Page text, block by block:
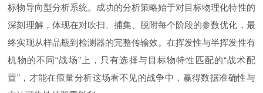
标物导向型分析系统。成功的分析策略始于对目标物理化特性的
深刻理解，体现在对吹扫、捕集、脱附每个阶段的参数优化，最
终实现从样品瓶到检测器的完整传输效。在挥发性与半挥发性有
机物的不同“战场”上，只有选择与目标物特性匹配的“战术配
置”，才能在痕量分析这场看不见的战争中，赢得数据准确性与